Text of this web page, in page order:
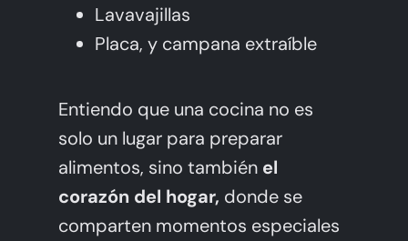
Lavavajillas
Placa, y campana extraíble
Entiendo que una cocina no es
solo un lugar para preparar
alimentos, sino también el
corazón del hogar, donde se
comparten momentos especiales